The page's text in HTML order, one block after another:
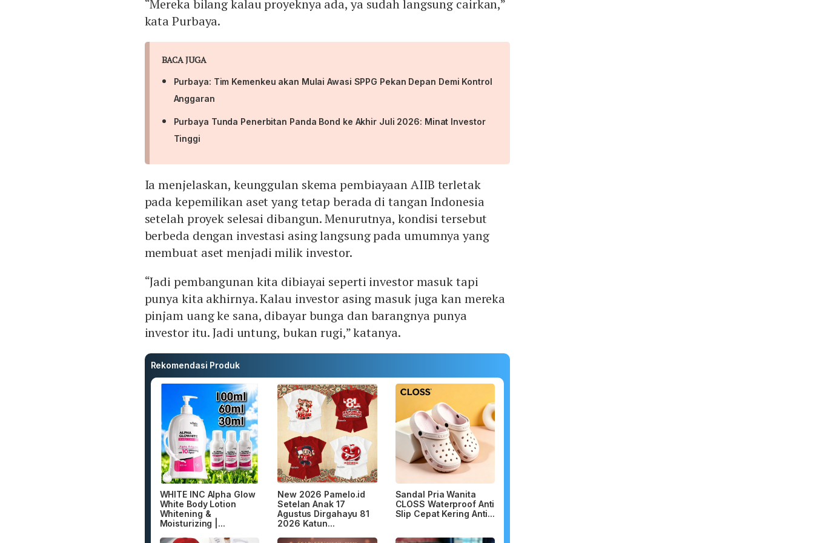
“Mereka bilang kalau proyeknya ada, ya sudah langsung cairkan,”
kata Purbaya.
BACA JUGA
Purbaya: Tim Kemenkeu akan Mulai Awasi SPPG Pekan Depan Demi Kontrol
Anggaran
Purbaya Tunda Penerbitan Panda Bond ke Akhir Juli 2026: Minat Investor
Tinggi
Ia menjelaskan, keunggulan skema pembiayaan AIIB terletak
pada kepemilikan aset yang tetap berada di tangan Indonesia
setelah proyek selesai dibangun. Menurutnya, kondisi tersebut
berbeda dengan investasi asing langsung pada umumnya yang
membuat aset menjadi milik investor.
“Jadi pembangunan kita dibiayai seperti investor masuk tapi
punya kita akhirnya. Kalau investor asing masuk juga kan mereka
pinjam uang ke sana, dibayar bunga dan barangnya punya
investor itu. Jadi untung, bukan rugi,” katanya.
Rekomendasi Produk
WHITE INC Alpha Glow
White Body Lotion
Whitening &
Moisturizing |...
New 2026 Pamelo.id
Setelan Anak 17
Agustus Dirgahayu 81
2026 Katun...
Sandal Pria Wanita
CLOSS Waterproof Anti
Slip Cepat Kering Anti...